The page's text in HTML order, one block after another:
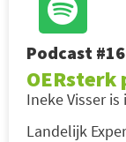
Podcast
OERsterk
Ineke Visser
Landelijk